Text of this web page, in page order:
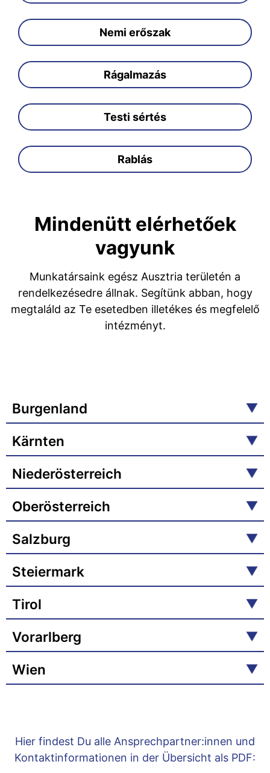
Nemi erőszak
Rágalmazás
Testi sértés
Rablás
Mindenütt elérhetőek
vagyunk
Munkatársaink egész Ausztria területén a
rendelkezésedre állnak. Segítünk abban, hogy
megtaláld az Te esetedben illetékes és megfelelő
intézményt.
Burgenland
Kärnten
Niederösterreich
Oberösterreich
Salzburg
Steiermark
Tirol
Vorarlberg
Wien
Hier findest Du alle Ansprechpartner:innen und
Kontaktinformationen in der Übersicht als PDF: